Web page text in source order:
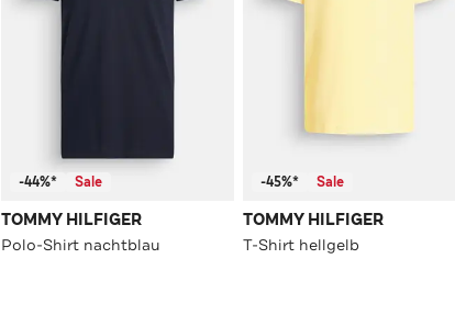
-44%* Sale
TOMMY HILFIGER
Polo-Shirt nachtblau
-45%* Sale
TOMMY HILFIGER
T-Shirt hellgelb